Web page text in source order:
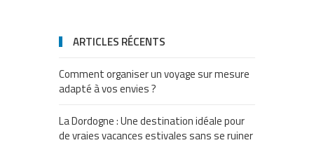
ARTICLES RÉCENTS
Comment organiser un voyage sur mesure
adapté à vos envies ?
La Dordogne : Une destination idéale pour
de vraies vacances estivales sans se ruiner